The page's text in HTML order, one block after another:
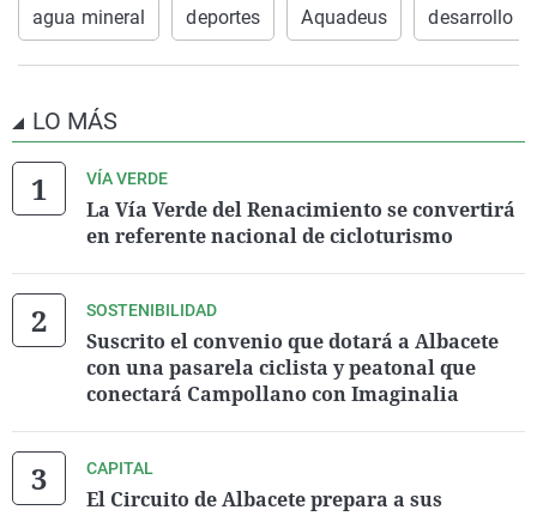
agua mineral deportes Aquadeus desarrollo
LO MÁS
VÍA VERDE
La Vía Verde del Renacimiento se convertirá
en referente nacional de cicloturismo
SOSTENIBILIDAD
Suscrito el convenio que dotará a Albacete
con una pasarela ciclista y peatonal que
conectará Campollano con Imaginalia
CAPITAL
El Circuito de Albacete prepara a sus